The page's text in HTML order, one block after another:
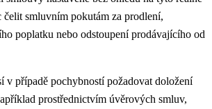
čelit smluvním pokutám za prodlení,
poplatku nebo odstoupení prodávajícího od
v případě pochybností požadovat doložení
prostřednictvím úvěrových smluv,